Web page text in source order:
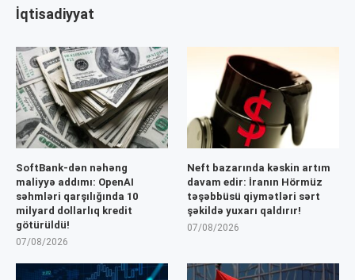
İqtisadiyyat
SoftBank-dən nəhəng
maliyyə addımı: OpenAI
səhmləri qarşılığında 10
milyard dollarlıq kredit
götürüldü!
07/08/2026
Neft bazarında kəskin artım
davam edir: İranın Hörmüz
təşəbbüsü qiymətləri sərt
şəkildə yuxarı qaldırır!
07/08/2026